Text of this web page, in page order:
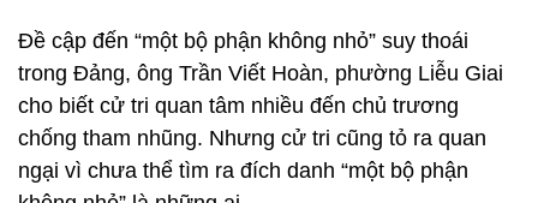
Đề cập đến “một bộ phận không nhỏ” suy thoái
trong Đảng, ông Trần Viết Hoàn, phường Liễu Giai
cho biết cử tri quan tâm nhiều đến chủ trương
chống tham nhũng. Nhưng cử tri cũng tỏ ra quan
ngại vì chưa thể tìm ra đích danh “một bộ phận